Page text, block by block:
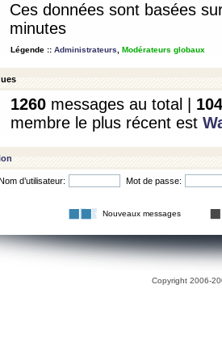
Ces données sont basées
minutes
Légende :: Administrateurs Modérateurs globaux
1260 messages au total | 104
membre le plus récent est
d’utilisateur: Mot de passe:
Nouveaux messages
Copyright 2006-